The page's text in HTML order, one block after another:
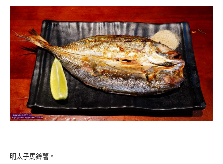
明太子馬鈴薯。